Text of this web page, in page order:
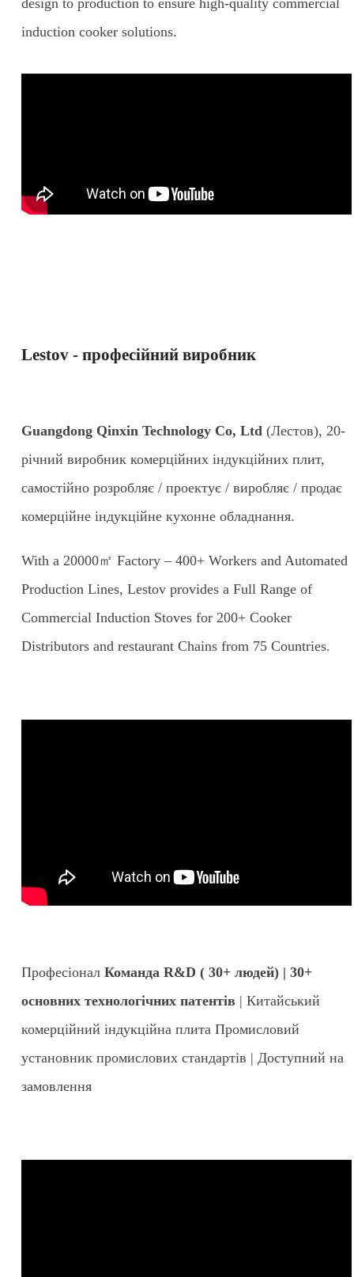
induction cooker solutions.
Lestov - професійний виробник
Guangdong Qinxin Technology Co, Ltd(Лестов), 20-
річний виробник комерційних індукційних плит,
самостійно розробляє / проектує / виробляє / продає
комерційне індукційне кухонне обладнання.
With a 20000㎡ Factory – 400+ Workers and Automated
Production Lines, Lestov provides a Full Range of
Commercial Induction Stoves for 200+ Cooker
Distributors and restaurant Chains from 75 Countries.
Професіонал Команда R&D ( 30+ людей) | 30+
основних технологічних патентів | Китайський
комерційний індукційна плита Промисловий
установник промислових стандартів | Доступний на
замовлення